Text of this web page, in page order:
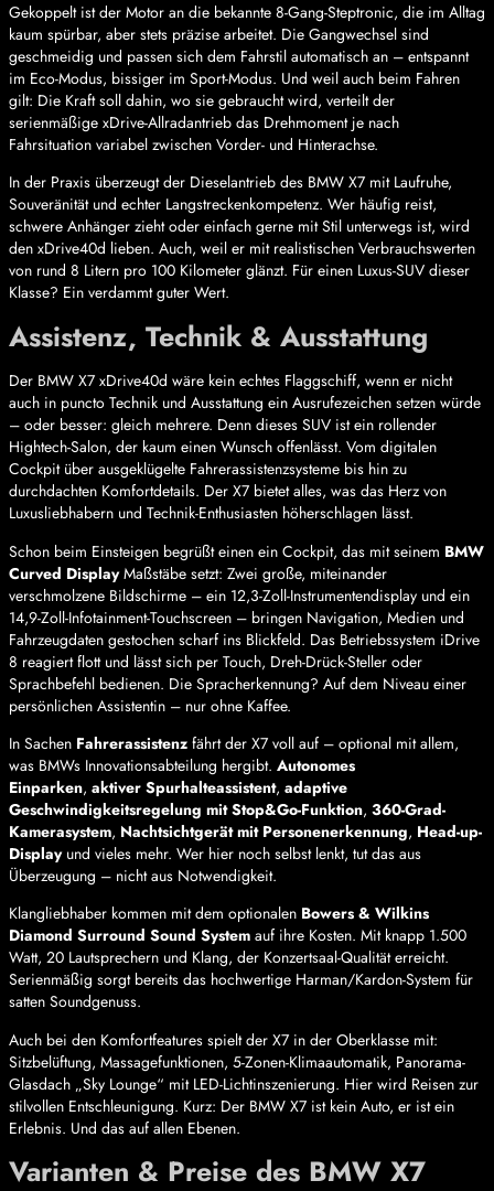
Gekoppelt ist der Motor an die bekannte 8-Gang-Steptronic, die im Alltag
kaum spürbar, aber stets präzise arbeitet. Die Gangwechsel sind
geschmeidig und passen sich dem Fahrstil automatisch an – entspannt
im Eco-Modus, bissiger im Sport-Modus. Und weil auch beim Fahren
gilt: Die Kraft soll dahin, wo sie gebraucht wird, verteilt der
serienmäßige xDrive-Allradantrieb das Drehmoment je nach
Fahrsituation variabel zwischen Vorder- und Hinterachse.
In der Praxis überzeugt der Dieselantrieb des BMW X7 mit Laufruhe,
Souveränität und echter Langstreckenkompetenz. Wer häufig reist,
schwere Anhänger zieht oder einfach gerne mit Stil unterwegs ist, wird
den xDrive40d lieben. Auch, weil er mit realistischen Verbrauchswerten
von rund 8 Litern pro 100 Kilometer glänzt. Für einen Luxus-SUV dieser
Klasse? Ein verdammt guter Wert.
Assistenz, Technik & Ausstattung
Der BMW X7 xDrive40d wäre kein echtes Flaggschiff, wenn er nicht
auch in puncto Technik und Ausstattung ein Ausrufezeichen setzen würde
– oder besser: gleich mehrere. Denn dieses SUV ist ein rollender
Hightech-Salon, der kaum einen Wunsch offenlässt. Vom digitalen
Cockpit über ausgeklügelte Fahrerassistenzsysteme bis hin zu
durchdachten Komfortdetails. Der X7 bietet alles, was das Herz von
Luxusliebhabern und Technik-Enthusiasten höherschlagen lässt.
Schon beim Einsteigen begrüßt einen ein Cockpit, das mit seinem BMW
Curved DisplayMaßstäbe setzt: Zwei große, miteinander
verschmolzene Bildschirme – ein 12,3-Zoll-Instrumentendisplay und ein
14,9-Zoll-Infotainment-Touchscreen – bringen Navigation, Medien und
Fahrzeugdaten gestochen scharf ins Blickfeld. Das Betriebssystem iDrive
8 reagiert flott und lässt sich per Touch, Dreh-Drück-Steller oder
Sprachbefehl bedienen. Die Spracherkennung? Auf dem Niveau einer
persönlichen Assistentin – nur ohne Kaffee.
In Sachen Fahrerassistenz fährt der X7 voll auf – optional mit allem,
was BMWs Innovationsabteilung hergibt. Autonomes
Einparken, aktiver Spurhalteassistent, adaptive
Geschwindigkeitsregelung mit Stop&Go-Funktion, 360-Grad-
Kamerasystem, Nachtsichtgerät mit Personenerkennung, Head-up-
Displayund vieles mehr. Wer hier noch selbst lenkt, tut das aus
Überzeugung – nicht aus Notwendigkeit.
Klangliebhaber kommen mit dem optionalen Bowers & Wilkins
Diamond Surround Sound System auf ihre Kosten. Mit knapp 1.500
Watt, 20 Lautsprechern und Klang, der Konzertsaal-Qualität erreicht.
Serienmäßig sorgt bereits das hochwertige Harman/Kardon-System für
satten Soundgenuss.
Auch bei den Komfortfeatures spielt der X7 in der Oberklasse mit:
Sitzbelüftung, Massagefunktionen, 5-Zonen-Klimaautomatik, Panorama-
Glasdach „Sky Lounge“ mit LED-Lichtinszenierung. Hier wird Reisen zur
stilvollen Entschleunigung. Kurz: Der BMW X7 ist kein Auto, er ist ein
Erlebnis. Und das auf allen Ebenen.
Varianten & Preise des BMW X7